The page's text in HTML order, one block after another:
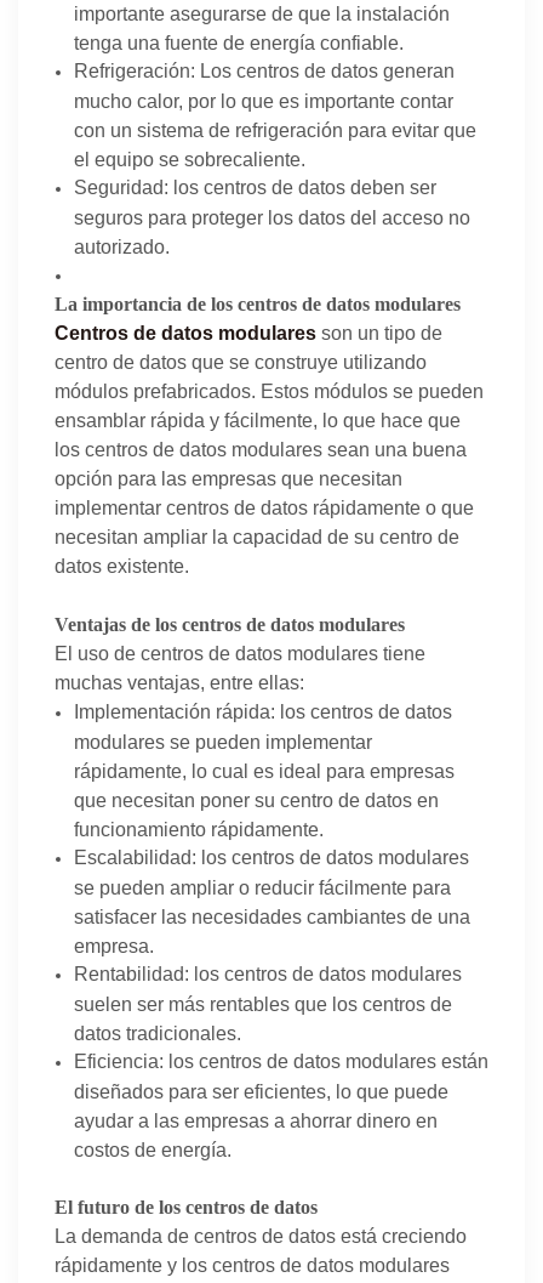
importante asegurarse de que la instalación
tenga una fuente de energía confiable.
Refrigeración: Los centros de datos generan
mucho calor, por lo que es importante contar
con un sistema de refrigeración para evitar que
el equipo se sobrecaliente.
Seguridad: los centros de datos deben ser
seguros para proteger los datos del acceso no
autorizado.
La importancia de los centros de datos modulares
Centros de datos modulares son un tipo de
centro de datos que se construye utilizando
módulos prefabricados. Estos módulos se pueden
ensamblar rápida y fácilmente, lo que hace que
los centros de datos modulares sean una buena
opción para las empresas que necesitan
implementar centros de datos rápidamente o que
necesitan ampliar la capacidad de su centro de
datos existente.
Ventajas de los centros de datos modulares
El uso de centros de datos modulares tiene
muchas ventajas, entre ellas:
Implementación rápida: los centros de datos
modulares se pueden implementar
rápidamente, lo cual es ideal para empresas
que necesitan poner su centro de datos en
funcionamiento rápidamente.
Escalabilidad: los centros de datos modulares
se pueden ampliar o reducir fácilmente para
satisfacer las necesidades cambiantes de una
empresa.
Rentabilidad: los centros de datos modulares
suelen ser más rentables que los centros de
datos tradicionales.
Eficiencia: los centros de datos modulares están
diseñados para ser eficientes, lo que puede
ayudar a las empresas a ahorrar dinero en
costos de energía.
El futuro de los centros de datos
La demanda de centros de datos está creciendo
rápidamente y los centros de datos modulares